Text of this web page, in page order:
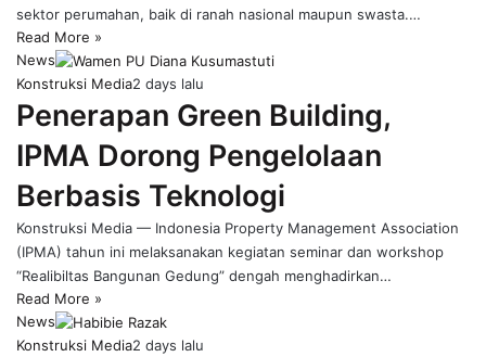
sektor perumahan, baik di ranah nasional maupun swasta.…
Read More »
News
Konstruksi Media2 days lalu
Penerapan Green Building,
IPMA Dorong Pengelolaan
Berbasis Teknologi
Konstruksi Media — Indonesia Property Management Association
(IPMA) tahun ini melaksanakan kegiatan seminar dan workshop
“Realibiltas Bangunan Gedung” dengah menghadirkan…
Read More »
News
Konstruksi Media2 days lalu